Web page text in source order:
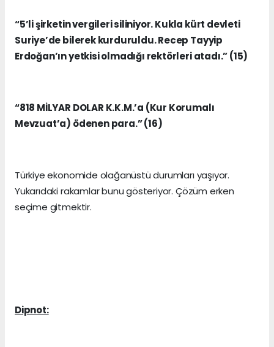
“5’li şirketin vergileri siliniyor. Kukla kürt devleti
Suriye’de bilerek kurduruldu. Recep Tayyip
Erdoğan’ın yetkisi olmadığı rektörleri atadı.” (15)
“818 MİLYAR DOLAR K.K.M.’a (Kur Korumalı
Mevzuat’a) ödenen para.” (16)
Türkiye ekonomide olağanüstü durumları yaşıyor.
Yukarıdaki rakamlar bunu gösteriyor. Çözüm erken
seçime gitmektir.
Dipnot: